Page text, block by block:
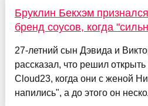
Бруклин Бекхэм
бренд соусов, когда
27-летний сын Дэвида и
рассказал, что решил
Cloud23, когда они с женой
напились", а до этого он